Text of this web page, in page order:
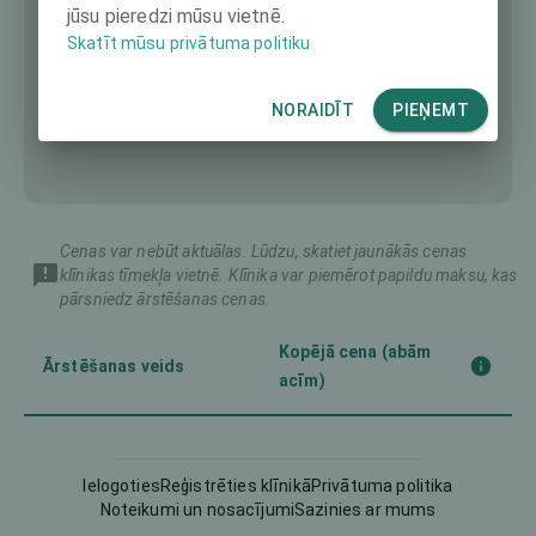
Cenas var nebūt aktuālas. Lūdzu, skatiet jaunākās cenas
klīnikas tīmekļa vietnē. Klīnika var piemērot papildu maksu, kas
pārsniedz ārstēšanas cenas.
Ārstēšanas veids
Kopējā cena (abām
acīm)
IelogotiesReģistrēties klīnikāPrivātuma politika
Noteikumi un nosacījumiSazinies ar mums
jūsu pieredzi mūsu vietnē.
Skatīt mūsu privātuma politiku
NORAIDĪT PIEŅEMT